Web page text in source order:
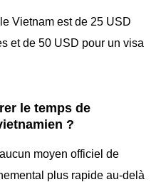
Vietnam est de 25 USD
et de 50 USD pour un visa
le temps de
?
moyen officiel de
plus rapide au-delà